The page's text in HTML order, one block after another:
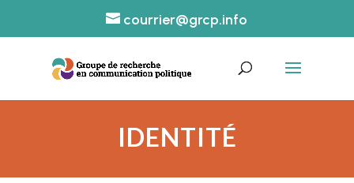
courrier@grcp.info
IDENTITÉ